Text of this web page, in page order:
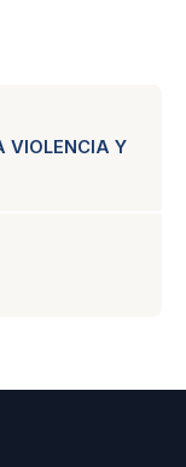
VIOLENCIA Y